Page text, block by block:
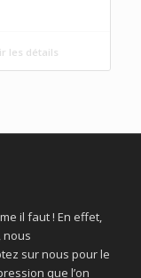
les détails
il faut ! En effet,
nous
sur nous pour le
que l’on